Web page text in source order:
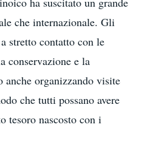
che internazionale. Gli
stretto contatto con le
conservazione e la
anche organizzando visite
che tutti possano avere
tesoro nascosto con i